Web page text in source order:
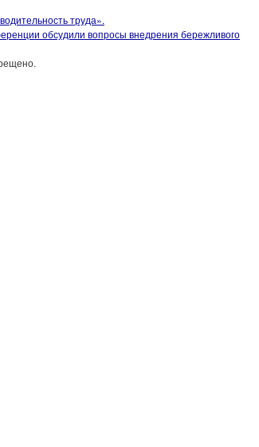
труда».
обсудили вопросы внедрения бережливого